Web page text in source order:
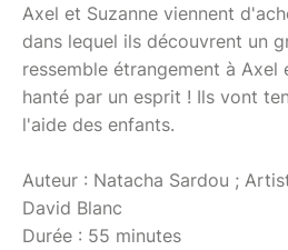
Axel et Suzanne viennent
dans lequel ils découvrent un
ressemble étrangement à
hanté par un esprit ! Ils vont
l'aide des enfants.
Auteur : Natacha Sardou ;
David Blanc
Durée : 55 minutes